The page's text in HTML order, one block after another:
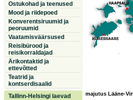
Ostukohad ja teenused
Mood ja riidepoed
Konverentsiruumid ja
peoruumid
Vaatamisväärsused
Reisibürood ja
reisikorraldajad
Ärikontaktid ja
ettevõtted
Teatrid ja
kontserdisaalid
Tallinn-Helsingi laevad
majutus Lääne-